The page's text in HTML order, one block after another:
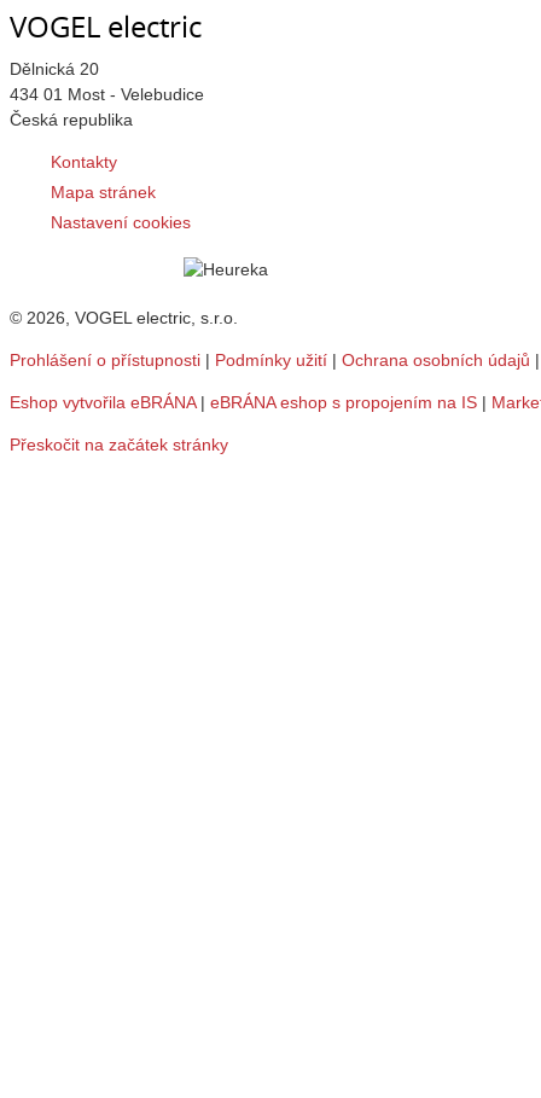
VOGEL electric
Dělnická 20
434 01 Most - Velebudice
Česká republika
Kontakty
Mapa stránek
Nastavení cookies
© 2026, VOGEL electric, s.r.o.
Prohlášení o přístupnosti | Podmínky užití | Ochrana osobních údajů
Eshop vytvořila eBRÁNA| eBRÁNA eshop s propojením na IS |
Přeskočit na začátek stránky